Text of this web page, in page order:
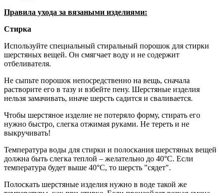
Правила ухода за вязаными изделиями:
Стирка
Используйте специальный стиральный порошок для стирки
шерстяных вещей. Он смягчает воду и не содержит
отбеливателя.
Не сыпьте порошок непосредственно на вещь, сначала
растворите его в тазу и взбейте пену. Шерстяные изделия
нельзя замачивать, иначе шерсть садится и сваливается.
Чтобы шерстяное изделие не потеряло форму, стирать его
нужно быстро, слегка отжимая руками. Не тереть и не
выкручивать!
Температура воды для стирки и полоскания шерстяных вещей
должна быть слегка теплой – желательно до 40°С. Если
температура будет выше 40°С, то шерсть "сядет".
Полоскать шерстяные изделия нужно в воде такой же